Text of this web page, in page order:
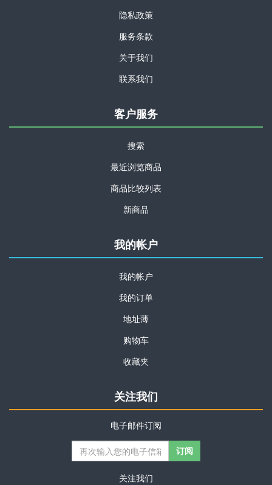
隐私政策
服务条款
关于我们
联系我们
客户服务
搜索
最近浏览商品
商品比较列表
新商品
我的帐户
我的帐户
我的订单
地址薄
购物车
收藏夹
关注我们
电子邮件订阅
关注我们